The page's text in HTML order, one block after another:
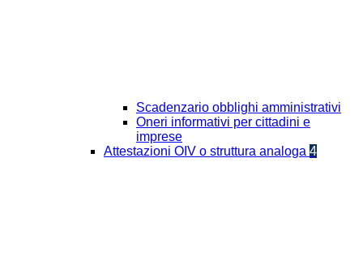
Scadenzario obblighi amministrativi
Oneri informativi per cittadini e
imprese
Attestazioni OIV o struttura analoga 4